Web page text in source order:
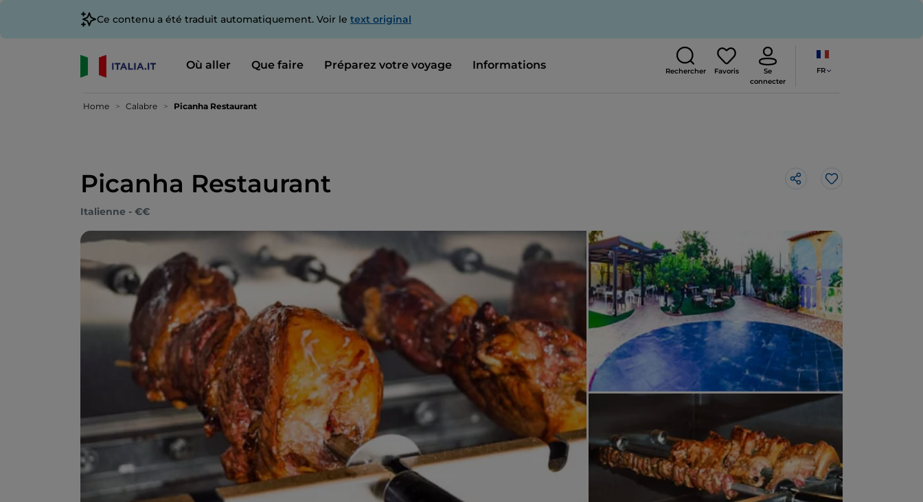
Ce contenu a été traduit automatiquement. Voir le text original
Où aller Que faire Préparez votre voyage Informations Rechercher Favoris
Se
connecter
FR
Home Calabre Picanha Restaurant
Picanha Restaurant J’aime
Italienne - €€